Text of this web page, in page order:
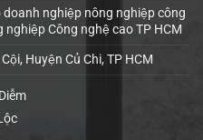
nghiệp nông nghiệp công
nghiệp Công nghệ cao TP HCM
Huyện Củ Chi, TP HCM